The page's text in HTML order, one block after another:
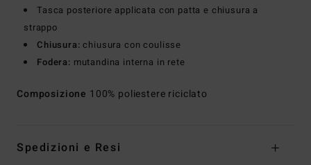
Tasca posteriore applicata con patta e chiusura a
strappo
Chiusura: chiusura con coulisse
Fodera: mutandina interna in rete
Composizione 100% poliestere riciclato
Spedizioni e Resi